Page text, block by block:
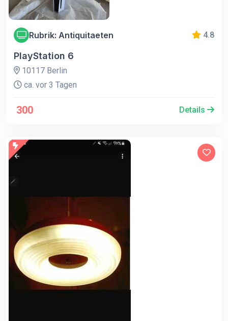
Rubrik: Antiquitaeten 4.8
PlayStation 6
10117 Berlin
ca. vor 3 Tagen
300 Details